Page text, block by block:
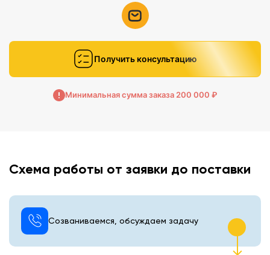
Получить консультацию
Минимальная сумма заказа 200 000 ₽
Схема работы от заявки до поставки
Созваниваемся, обсуждаем задачу